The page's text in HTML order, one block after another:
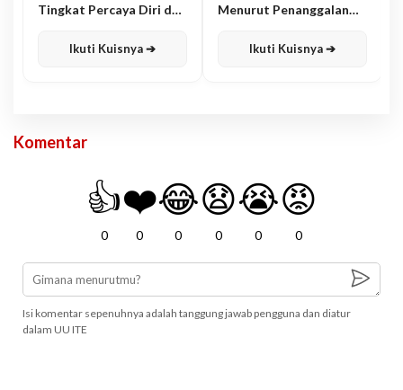
Tingkat Percaya Diri dan
Ikuti Kuisnya ➔
Menurut Penanggalan
Ikuti Kuisnya ➔
Komentar
👍
0
❤️
0
😂
0
😧
0
😭
0
😡
0
Isi komentar sepenuhnya adalah tanggung jawab pengguna dan diatur
dalam UU ITE